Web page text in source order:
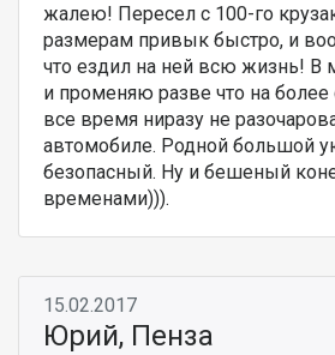
жалею! Пересел с 100-го
размерам привык быстро, и
что ездил на ней всю жизнь!
и променяю разве что на более
все время ниразу не
автомобиле. Родной большой
безопасный. Ну и бешеный
временами))).
15.02.2017
Юрий, Пенза